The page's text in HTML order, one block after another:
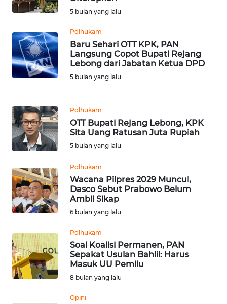
5 bulan yang lalu
Polhukam
Baru Sehari OTT KPK, PAN
Langsung Copot Bupati Rejang
Lebong dari Jabatan Ketua DPD
5 bulan yang lalu
Polhukam
OTT Bupati Rejang Lebong, KPK
Sita Uang Ratusan Juta Rupiah
5 bulan yang lalu
Polhukam
Wacana Pilpres 2029 Muncul,
Dasco Sebut Prabowo Belum
Ambil Sikap
6 bulan yang lalu
Polhukam
Soal Koalisi Permanen, PAN
Sepakat Usulan Bahlil: Harus
Masuk UU Pemilu
8 bulan yang lalu
Opini
TENTANG
PEDOMAN
MEDIA
SIBER
KARIR
DISCLAIMER
Wahana
News
Regional
SUMUT
WN
JAKARTA